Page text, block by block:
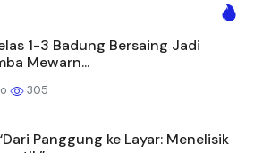
1-3 Badung Bersaing Jadi
Mewarn...
305
Panggung ke Layar: Menelisik